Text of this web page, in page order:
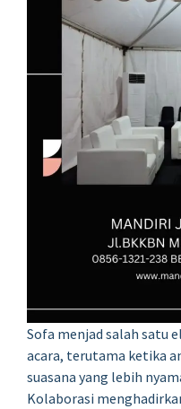
Sofa menjad salah satu
acara, terutama ketika
suasana yang lebih
Kolaborasi